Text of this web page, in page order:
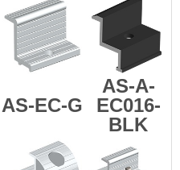
AS-EC-G
AS-A-
EC016-
BLK